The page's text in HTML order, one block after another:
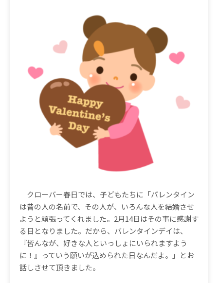
クローバー春日では、子どもたちに「バレンタイン
は昔の人の名前で、その人が、いろんな人を結婚させ
ようと頑張ってくれました。 2月14日はその事に感謝す
る日となりました。だから、バレンタインデイは、
『皆んなが、好きな人といっしょにいられますよう
に！』っていう願いが込められた日なんだよ。」とお
話しさせて頂きました。